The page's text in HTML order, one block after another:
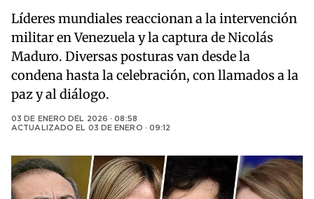
Líderes mundiales reaccionan a la intervención
militar en Venezuela y la captura de Nicolás
Maduro. Diversas posturas van desde la
condena hasta la celebración, con llamados a la
paz y al diálogo.
03 DE ENERO DEL 2026 · 08:58
ACTUALIZADO EL 03 DE ENERO · 09:12